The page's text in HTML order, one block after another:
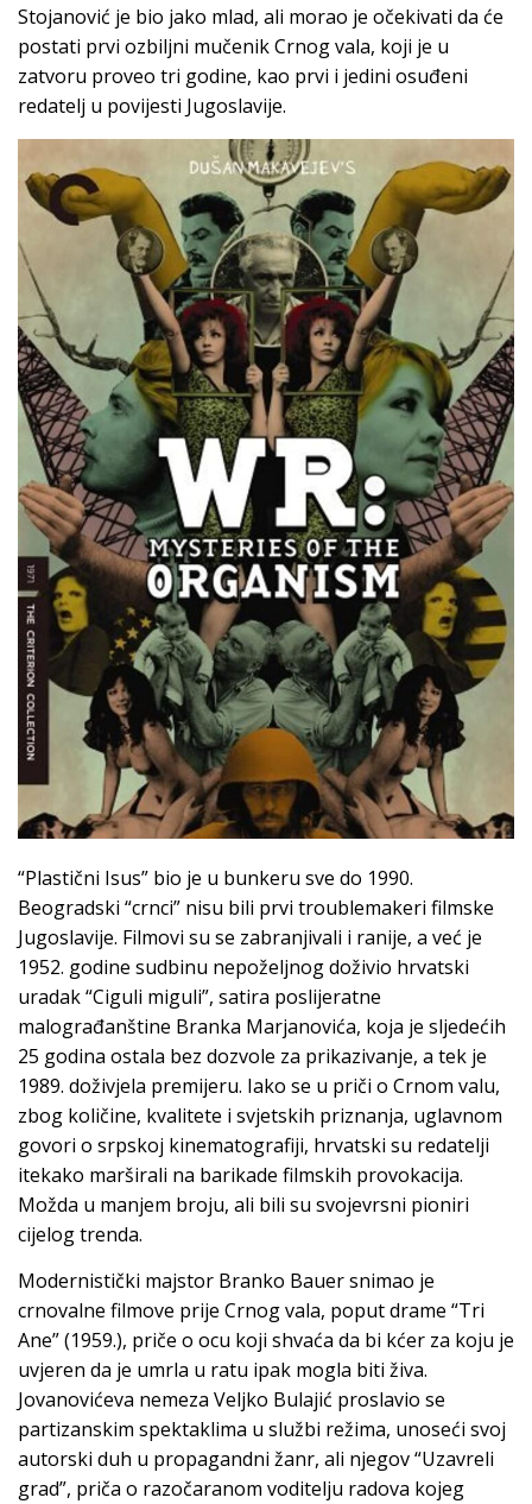
Stojanović je bio jako mlad, ali morao je očekivati da će
postati prvi ozbiljni mučenik Crnog vala, koji je u
zatvoru proveo tri godine, kao prvi i jedini osuđeni
redatelj u povijesti Jugoslavije.
“Plastični Isus” bio je u bunkeru sve do 1990.
Beogradski “crnci” nisu bili prvi troublemakeri filmske
Jugoslavije. Filmovi su se zabranjivali i ranije, a već je
1952. godine sudbinu nepoželjnog doživio hrvatski
uradak “Ciguli miguli”, satira poslijeratne
malograđanštine Branka Marjanovića, koja je sljedećih
25 godina ostala bez dozvole za prikazivanje, a tek je
1989. doživjela premijeru. Iako se u priči o Crnom valu,
zbog količine, kvalitete i svjetskih priznanja, uglavnom
govori o srpskoj kinematografiji, hrvatski su redatelji
itekako marširali na barikade filmskih provokacija.
Možda u manjem broju, ali bili su svojevrsni pioniri
cijelog trenda.
Modernistički majstor Branko Bauer snimao je
crnovalne filmove prije Crnog vala, poput drame “Tri
Ane” (1959.), priče o ocu koji shvaća da bi kćer za koju je
uvjeren da je umrla u ratu ipak mogla biti živa.
Jovanovićeva nemeza Veljko Bulajić proslavio se
partizanskim spektaklima u službi režima, unoseći svoj
autorski duh u propagandni žanr, ali njegov “Uzavreli
grad”, priča o razočaranom voditelju radova kojeg